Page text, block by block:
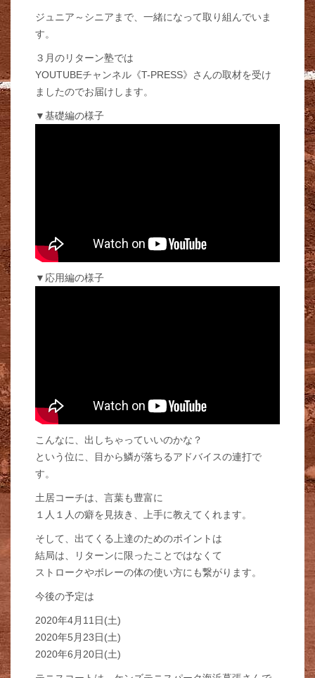
ジュニア～シニアまで、一緒になって取り組んでいま
す。
３月のリターン塾では
YOUTUBEチャンネル《T-PRESS》さんの取材を受け
ましたのでお届けします。
▼基礎編の様子
▼応用編の様子
こんなに、出しちゃっていいのかな？
という位に、目から鱗が落ちるアドバイスの連打で
す。
土居コーチは、言葉も豊富に
１人１人の癖を見抜き、上手に教えてくれます。
そして、出てくる上達のためのポイントは
結局は、リターンに限ったことではなくて
ストロークやボレーの体の使い方にも繋がります。
今後の予定は
2020年4月11日(土)
2020年5月23日(土)
2020年6月20日(土)